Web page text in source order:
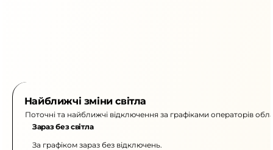
Найближчі зміни світла
Поточні та найближчі відключення за графіками операторів
Зараз без світла
За графіком зараз без відключень.